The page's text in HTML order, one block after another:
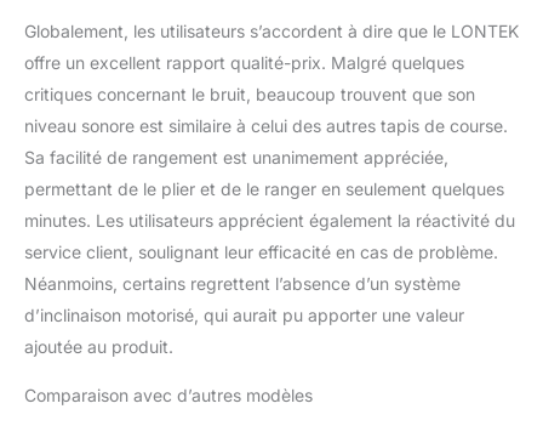
Globalement, les utilisateurs s’accordent à dire que le LONTEK
offre un excellent rapport qualité-prix. Malgré quelques
critiques concernant le bruit, beaucoup trouvent que son
niveau sonore est similaire à celui des autres tapis de course.
Sa facilité de rangement est unanimement appréciée,
permettant de le plier et de le ranger en seulement quelques
minutes. Les utilisateurs apprécient également la réactivité du
service client, soulignant leur efficacité en cas de problème.
Néanmoins, certains regrettent l’absence d’un système
d’inclinaison motorisé, qui aurait pu apporter une valeur
ajoutée au produit.
Comparaison avec d’autres modèles